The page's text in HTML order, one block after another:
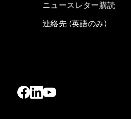
ニュースレター購読
連絡先 (英語のみ)